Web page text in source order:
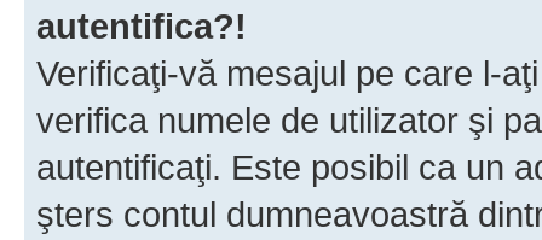
autentifica?!
Verificaţi-vă mesajul pe care l-
verifica numele de utilizator şi
autentificaţi. Este posibil ca un
şters contul dumneavoastră